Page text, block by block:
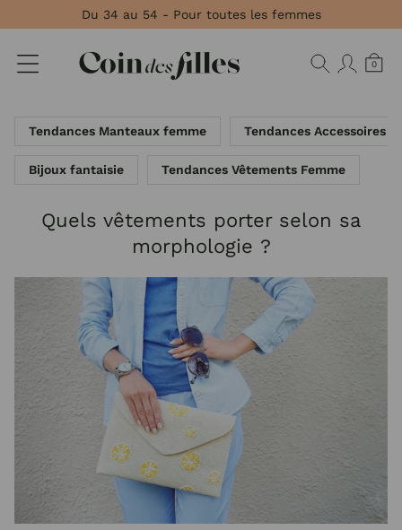
Du 34 au 54 - Pour toutes les femmes
0
Tendances Manteaux femme Tendances Accessoires
Bijoux fantaisie Tendances Vêtements Femme
Quels vêtements porter selon sa
morphologie ?
Panneau de gestion des cookies